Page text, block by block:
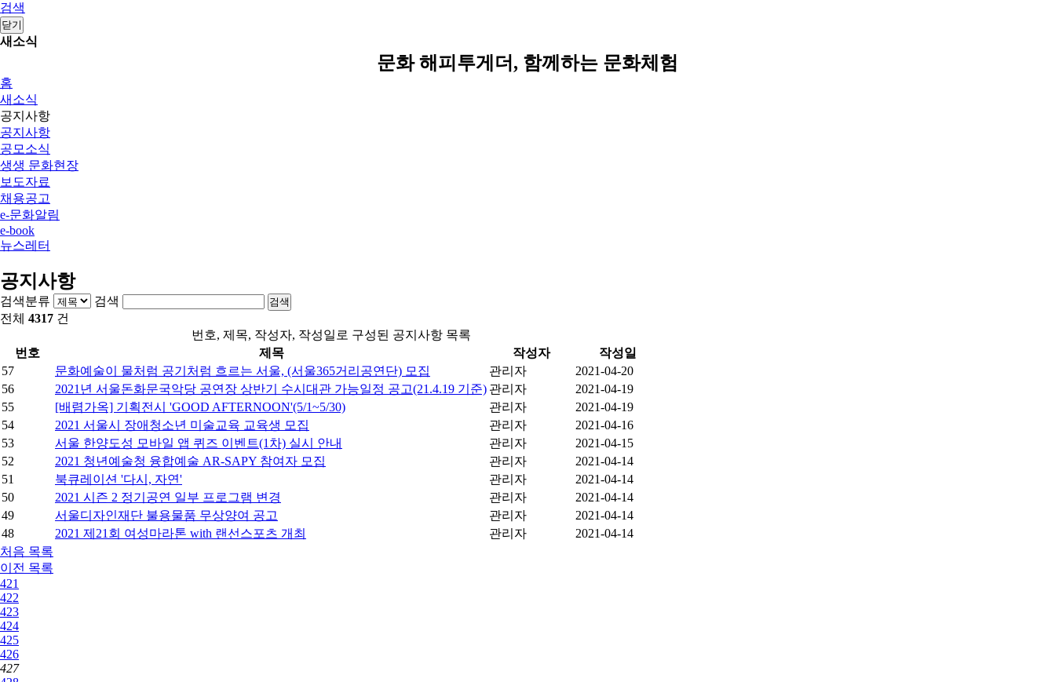
검색
닫기
새소식
문화 해피투게더, 함께하는 문화체험
홈
새소식
공지사항
공지사항
공모소식
생생 문화현장
보도자료
채용공고
e-문화알림
e-book
뉴스레터
공지사항
검색분류 검색 검색
전체 4317 건
번호, 제목, 작성자, 작성일로 구성된 공지사항 목록
번호
제목 작성자
작성일
57
문화예술이 물처럼 공기처럼 흐르는 서울, (서울365거리공연단) 모집 관리자
2021-04-20
56
2021년 서울돈화문국악당 공연장 상반기 수시대관 가능일정 공고(21.4.19 기준) 관리자
2021-04-19
55
[배렴가옥] 기획전시 'GOOD AFTERNOON'(5/1~5/30) 관리자
2021-04-19
54
2021 서울시 장애청소년 미술교육 교육생 모집 관리자
2021-04-16
53
서울 한양도성 모바일 앱 퀴즈 이벤트(1차) 실시 안내 관리자
2021-04-15
52
2021 청년예술청 융합예술 AR-SAPY 참여자 모집 관리자
2021-04-14
51
북큐레이션 '다시, 자연' 관리자
2021-04-14
50
2021 시즌 2 정기공연 일부 프로그램 변경 관리자
2021-04-14
49
서울디자인재단 불용물품 무상양여 공고 관리자
2021-04-14
48
2021 제21회 여성마라톤 with 랜선스포츠 개최 관리자
2021-04-14
처음 목록
이전 목록
421
422
423
424
425
426
427